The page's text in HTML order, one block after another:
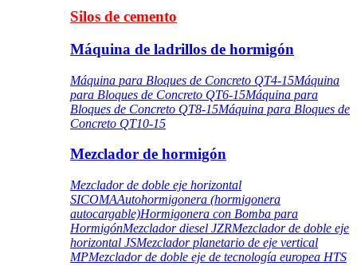
Silos de cemento
Máquina de ladrillos de hormigón
Máquina para Bloques de Concreto QT4-15Máquina
para Bloques de Concreto QT6-15Máquina para
Bloques de Concreto QT8-15Máquina para Bloques de
Concreto QT10-15
Mezclador de hormigón
Mezclador de doble eje horizontal
SICOMAAutohormigonera (hormigonera
autocargable)Hormigonera con Bomba para
HormigónMezclador diesel JZRMezclador de doble eje
horizontal JSMezclador planetario de eje vertical
MPMezclador de doble eje de tecnología europea HTS